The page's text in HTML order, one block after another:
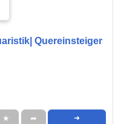
Quereinsteiger
★ ➦ ➜